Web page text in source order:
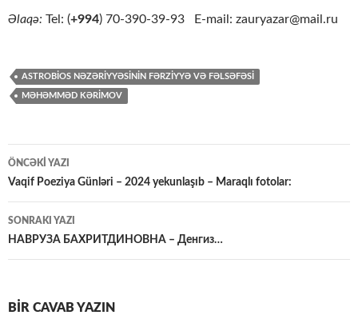
Əlaqə: Tel: (+994) 70-390-39-93 E-mail: zauryazar@mail.ru
ASTROBIOS NƏZƏRIYYƏSININ FƏRZIYYƏ VƏ FƏLSƏFƏSI
MƏHƏMMƏD KƏRIMOV
Yazılar
üzrə
naviqasiya
ÖNCƏKI YAZI
Vaqif Poeziya Günləri – 2024 yekunlaşıb – Maraqlı fotolar:
SONRAKI YAZI
НАВРУЗА БАХРИТДИНОВНА – Денгиз…
BIR CAVAB YAZIN